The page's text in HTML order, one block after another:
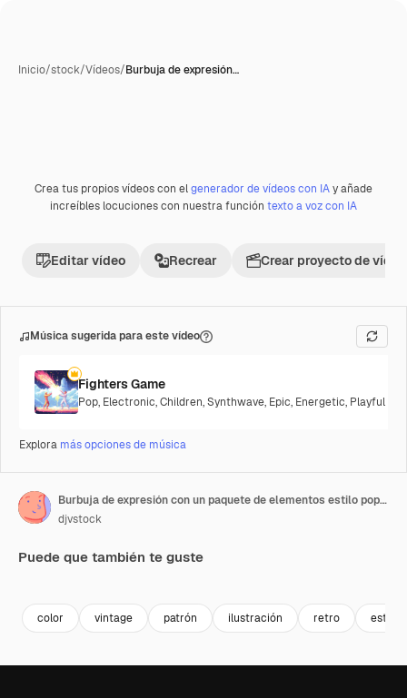
Inicio/stock/Vídeos/Burbuja de expresión…
Premium
Crea tus propios vídeos con elgenerador de vídeos con IAy añade
increíbles locuciones con nuestra función texto a voz con IA
Editar vídeo Recrear Crear proyecto de vídeo
Música sugerida para este vídeo
Fighters Game
Pop, Electronic,Children,Synthwave, Epic, Energetic, Playful
Explora más opciones de música
Burbuja de expresión con un paquete de elementos estilo pop art
djvstock
Puede que también te guste
color vintage patrón ilustración retro